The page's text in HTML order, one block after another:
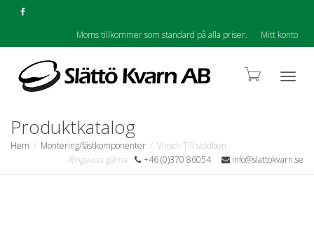
Moms tillkommer som standard på alla priser. Mitt konto
Produktkatalog
Hem Montering/fästkomponenter
Vinsch Till stödben
Ringa oss gärna
+46 (0)370 86054 info@slattokvarn.se